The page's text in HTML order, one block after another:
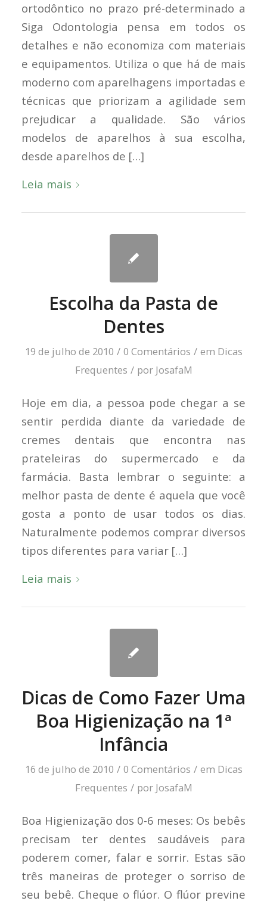
ortodôntico no prazo pré-determinado a
Siga Odontologia pensa em todos os
detalhes e não economiza com materiais
e equipamentos. Utiliza o que há de mais
moderno com aparelhagens importadas e
técnicas que priorizam a agilidade sem
prejudicar a qualidade. São vários
modelos de aparelhos à sua escolha,
desde aparelhos de […]
Leia mais
Escolha da Pasta de
Dentes
19 de julho de 2010 / 0 Comentários / em Dicas
Frequentes / por JosafaM
Hoje em dia, a pessoa pode chegar a se
sentir perdida diante da variedade de
cremes dentais que encontra nas
prateleiras do supermercado e da
farmácia. Basta lembrar o seguinte: a
melhor pasta de dente é aquela que você
gosta a ponto de usar todos os dias.
Naturalmente podemos comprar diversos
tipos diferentes para variar […]
Leia mais
Dicas de Como Fazer Uma
Boa Higienização na 1ª
Infância
16 de julho de 2010 / 0 Comentários / em Dicas
Frequentes / por JosafaM
Boa Higienização dos 0-6 meses: Os bebês
precisam ter dentes saudáveis para
poderem comer, falar e sorrir. Estas são
três maneiras de proteger o sorriso de
seu bebê. Cheque o flúor. O flúor previne